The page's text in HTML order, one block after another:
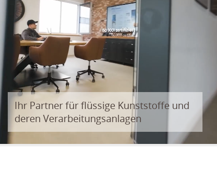
Ihr Partner für flüssige Kunststoffe und
deren Verarbeitungsanlagen